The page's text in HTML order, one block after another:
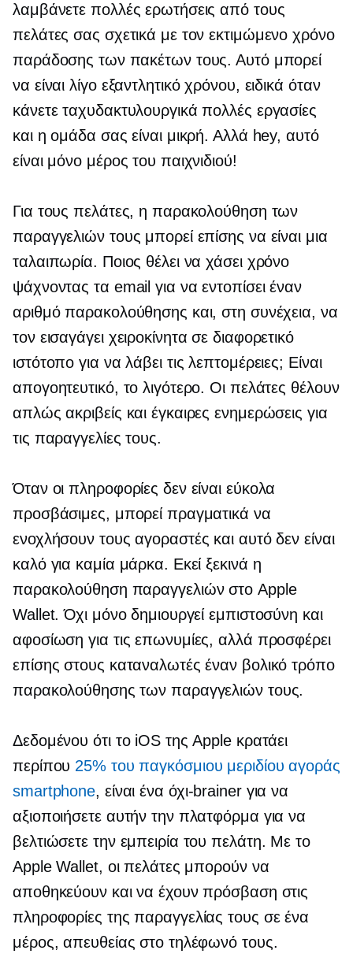
λαμβάνετε πολλές ερωτήσεις από τους
πελάτες σας σχετικά με τον εκτιμώμενο χρόνο
παράδοσης των πακέτων τους. Αυτό μπορεί
να είναι λίγο εξαντλητικό χρόνου, ειδικά όταν
κάνετε ταχυδακτυλουργικά πολλές εργασίες
και η ομάδα σας είναι μικρή. Αλλά hey, αυτό
είναι μόνο μέρος του παιχνιδιού!
Για τους πελάτες, η παρακολούθηση των
παραγγελιών τους μπορεί επίσης να είναι μια
ταλαιπωρία. Ποιος θέλει να χάσει χρόνο
ψάχνοντας τα email για να εντοπίσει έναν
αριθμό παρακολούθησης και, στη συνέχεια, να
τον εισαγάγει χειροκίνητα σε διαφορετικό
ιστότοπο για να λάβει τις λεπτομέρειες; Είναι
απογοητευτικό, το λιγότερο. Οι πελάτες θέλουν
απλώς ακριβείς και έγκαιρες ενημερώσεις για
τις παραγγελίες τους.
Όταν οι πληροφορίες δεν είναι εύκολα
προσβάσιμες, μπορεί πραγματικά να
ενοχλήσουν τους αγοραστές και αυτό δεν είναι
καλό για καμία μάρκα. Εκεί ξεκινά η
παρακολούθηση παραγγελιών στο Apple
Wallet. Όχι μόνο δημιουργεί εμπιστοσύνη και
αφοσίωση για τις επωνυμίες, αλλά προσφέρει
επίσης στους καταναλωτές έναν βολικό τρόπο
παρακολούθησης των παραγγελιών τους.
Δεδομένου ότι το iOS της Apple κρατάει
περίπου 25% του παγκόσμιου μεριδίου αγοράς
smartphone, είναι ένα όχι-brainerγια να
αξιοποιήσετε αυτήν την πλατφόρμα για να
βελτιώσετε την εμπειρία του πελάτη. Με το
Apple Wallet, οι πελάτες μπορούν να
αποθηκεύουν και να έχουν πρόσβαση στις
πληροφορίες της παραγγελίας τους σε ένα
μέρος, απευθείας στο τηλέφωνό τους.